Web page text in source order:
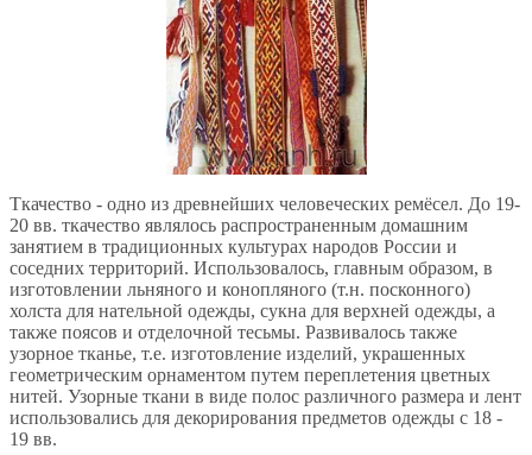
Ткачество - одно из древнейших человеческих ремёсел. До 19-
20 вв. ткачество являлось распространенным домашним
занятием в традиционных культурах народов России и
соседних территорий. Использовалось, главным образом, в
изготовлении льняного и конопляного (т.н. посконного)
холста для нательной одежды, сукна для верхней одежды, а
также поясов и отделочной тесьмы. Развивалось также
узорное тканье, т.е. изготовление изделий, украшенных
геометрическим орнаментом путем переплетения цветных
нитей. Узорные ткани в виде полос различного размера и лент
использовались для декорирования предметов одежды с 18 -
19 вв.